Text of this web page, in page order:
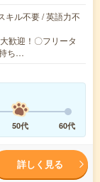
キル不要 / 英語力不
歓迎！〇フリータ
ち…
50代 60代
詳しく見る